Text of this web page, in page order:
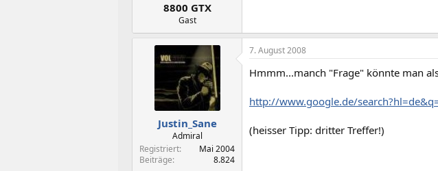
8800 GTX
Gast
Justin_Sane
Admiral
Registriert
Mai 2004
Beiträge
8.824
7. August 2008
Hmmm...manch "Frage" könnte man
http://www.google.de/
(heisser Tipp: dritter Treffer!)